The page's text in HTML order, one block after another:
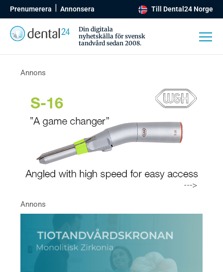
Prenumerera Annonsera Till Dental24 Norge
Din digitala
nyhetskälla för svensk
tandvård sedan 2008.